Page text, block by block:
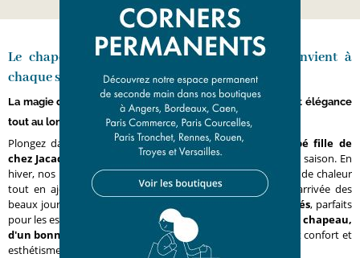
Le chapeau pour bébé fille d’occasion qui convient à
chaque saison
La magie du chapeau pour bébé fille d’occasion : confort et élégance
tout au long de l’année
Plongez dans l’univers duchapeau d’occasion pour bébé fille de
chez Jacadi Seconde Vie,une collection adaptée à chaque saison. En
hiver, nos bonnets et chapkas enveloppent votre bébé fille de chaleur
tout en ajoutant une touche de style à ses tenues. Dès l’arrivée des
beaux jours, laissez-la profiter du soleil avec nos
bobs colorés, parfaits
pour les escapades estivales. Chaque pièce, qu'il s'agisse d'un chapeau,
d'un bonnet ou d'une chapka, est conçue avec soin, alliant confort et
esthétisme.